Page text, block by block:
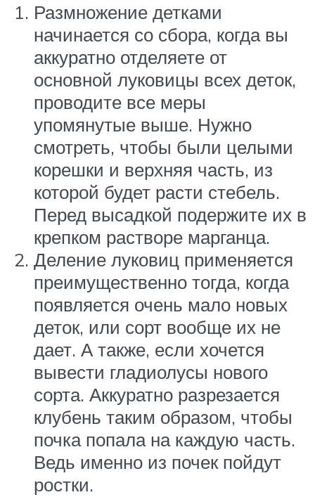
Размножение детками
начинается со сбора, когда вы
аккуратно отделяете от
основной луковицы всех деток,
проводите все меры
упомянутые выше. Нужно
смотреть, чтобы были целыми
корешки и верхняя часть, из
которой будет расти стебель.
Перед высадкой подержите их в
крепком растворе марганца.
Деление луковиц применяется
преимущественно тогда, когда
появляется очень мало новых
деток, или сорт вообще их не
дает. А также, если хочется
вывести гладиолусы нового
сорта. Аккуратно разрезается
клубень таким образом, чтобы
почка попала на каждую часть.
Ведь именно из почек пойдут
ростки.